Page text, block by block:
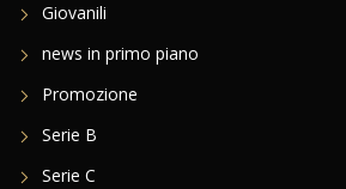
Giovanili
news in primo piano
Promozione
Serie B
Serie C